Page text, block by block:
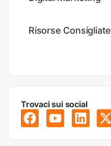
Risorse Consigliate
Trovaci sui social